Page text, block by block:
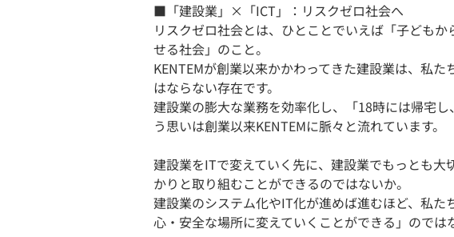
■「建設業」×「ICT」：リスクゼロ社会へ
リスクゼロ社会とは、ひとことでいえば「子ども
せる社会」のこと。
KENTEMが創業以来かかわってきた建設業は、私
はならない存在です。
建設業の膨大な業務を効率化し、「18時には帰宅
う思いは創業以来KENTEMに脈々と流れています。
建設業をITで変えていく先に、建設業でもっとも大
かりと取り組むことができるのではないか。
建設業のシステム化やIT化が進めば進むほど、私
心・安全な場所に変えていくことができる」のでは